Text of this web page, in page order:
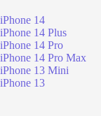
iPhone 14
iPhone 14 Plus
iPhone 14 Pro
iPhone 14 Pro Max
iPhone 13 Mini
iPhone 13